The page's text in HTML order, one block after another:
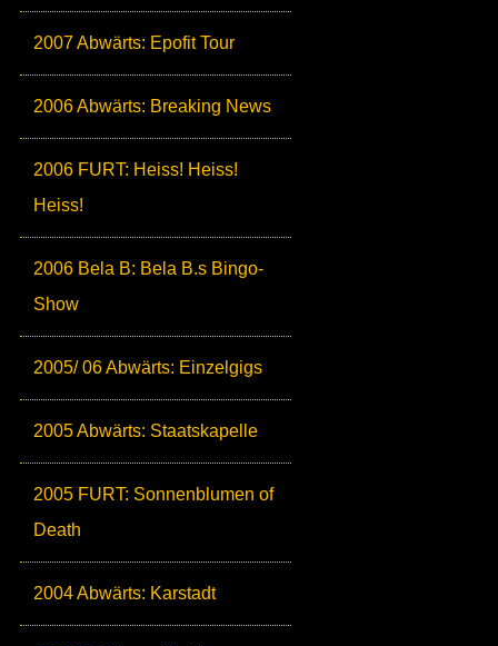
2007 Abwärts: Epofit Tour
2006 Abwärts: Breaking News
2006 FURT: Heiss! Heiss!
Heiss!
2006 Bela B: Bela B.s Bingo-
Show
2005/ 06 Abwärts: Einzelgigs
2005 Abwärts: Staatskapelle
2005 FURT: Sonnenblumen of
Death
2004 Abwärts: Karstadt